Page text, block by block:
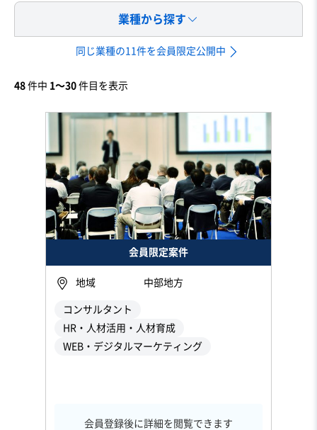
業種から探す
同じ業種の11件を会員限定公開中
48 件中 1〜30 件目を表示
会員限定案件
地域 中部地方
コンサルタント
HR・人材活用・人材育成
WEB・デジタルマーケティング
会員登録後に詳細を閲覧できます